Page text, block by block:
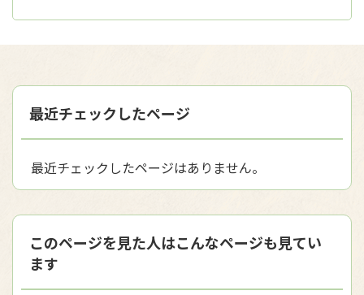
最近チェックしたページ
最近チェックしたページはありません。
このページを見た人はこんなページも見てい
ます